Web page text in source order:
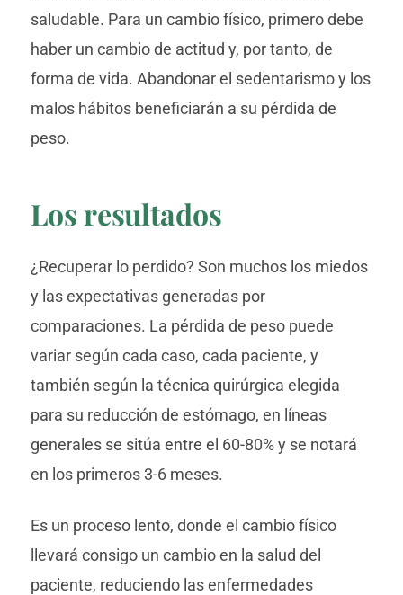
saludable. Para un cambio físico, primero debe
haber un cambio de actitud y, por tanto, de
forma de vida. Abandonar el sedentarismo y los
malos hábitos beneficiarán a su pérdida de
peso.
Los resultados
¿Recuperar lo perdido? Son muchos los miedos
y las expectativas generadas por
comparaciones. La pérdida de peso puede
variar según cada caso, cada paciente, y
también según la técnica quirúrgica elegida
para su reducción de estómago, en líneas
generales se sitúa entre el 60-80% y se notará
en los primeros 3-6 meses.
Es un proceso lento, donde el cambio físico
llevará consigo un cambio en la salud del
paciente, reduciendo las enfermedades